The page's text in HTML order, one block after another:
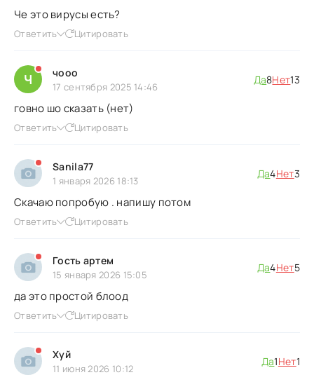
Че это вирусы есть?
Ответить Цитировать
Ч чооо
17 сентября 2025 14:46
Да8Нет13
говно шо сказать (нет)
Ответить Цитировать
Sanila77
1 января 2026 18:13
Да4Нет3
Скачаю попробую . напишу потом
Ответить Цитировать
Гость артем
15 января 2026 15:05
Да4Нет5
да это простой блоод
Ответить Цитировать
Хуй
11 июня 2026 10:12
Да1Нет1